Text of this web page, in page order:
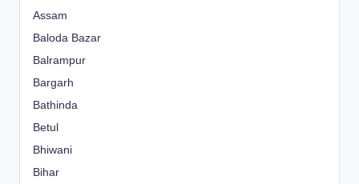
Assam
Baloda Bazar
Balrampur
Bargarh
Bathinda
Betul
Bhiwani
Bihar